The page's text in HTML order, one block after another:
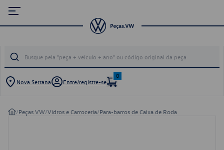
Nova Serrana Entre/registre-se
0
/Peças VW/Vidros e Carroceria/Para-barros de Caixa de Roda